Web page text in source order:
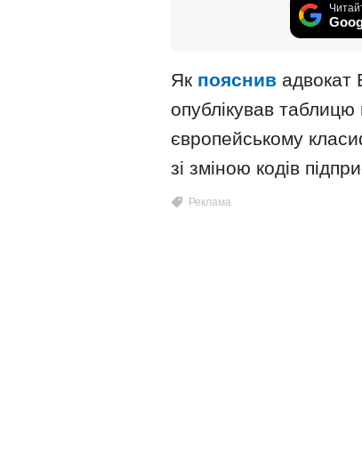
Як пояснив адвокат
опублікував таблицю
європейському
зі зміною кодів